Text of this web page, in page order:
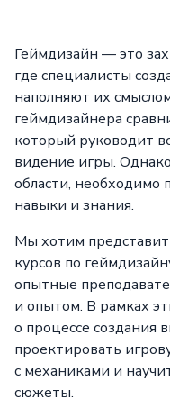
Геймдизайн — это
где специалисты
наполняют их
геймдизайнера
который руководит
видение игры.
области, необходимо
навыки и знания.
Мы хотим
курсов по
опытные
и опытом. В рамках
о процессе создания
проектировать
с механиками и
сюжеты.